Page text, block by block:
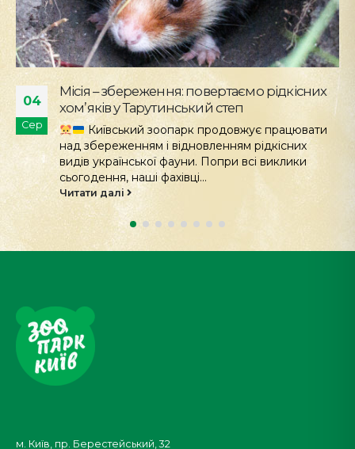
28
Лип
Стань науковцем у КиївЗоо
Стань науковцем у КиївЗоо: на території
зоопарку з'явилися інформаційні стенди проєкту
iNaturalist! Київський зоологічний парк
розпочинає новий етап з проектом...
Читати далі